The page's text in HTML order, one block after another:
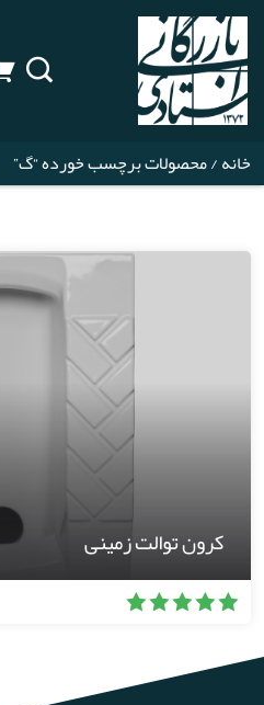
خانه/ محصولات برچسب خورده “گ”
کرون توالت زمینی